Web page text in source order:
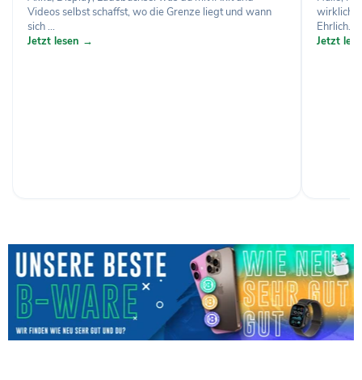
Videos selbst schaffst, wo die Grenze liegt und wann
sich ...
Jetzt lesen →
wirklich
Ehrlich...
Jetzt